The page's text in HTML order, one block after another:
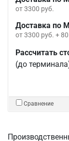
от 3300 руб.
Доставка по
от 3300 руб. +
Рассчитать
(до
Сравнение